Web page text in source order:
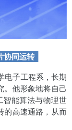
协同运转
电子工程系，长期
。他形象地将自己
能算法与物理世
的高速通路，从而